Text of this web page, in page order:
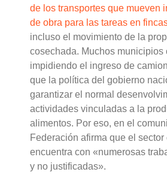
de los transportes que mueven
de obra para las tareas en
incluso el movimiento de la
cosechada. Muchos municipios
impidiendo el ingreso de
que la política del gobierno
garantizar el normal
actividades vinculadas a la
alimentos. Por eso, en el
Federación afirma que el sector
encuentra con «numerosas
y no justificadas».